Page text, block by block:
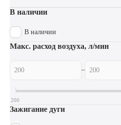
В наличии
В наличии
Макс. расход воздуха, л/мин
–
200
Зажигание дуги